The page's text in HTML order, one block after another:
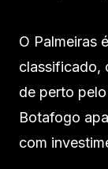
O Palmeiras
classificado,
de perto
Botafogo
com